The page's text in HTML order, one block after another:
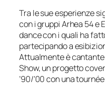
Tra le sue esperienze
con i gruppi Arhea 54 e
dance con i quali ha
partecipando a
Attualmente è
Show, un progetto
’90/’00 con una